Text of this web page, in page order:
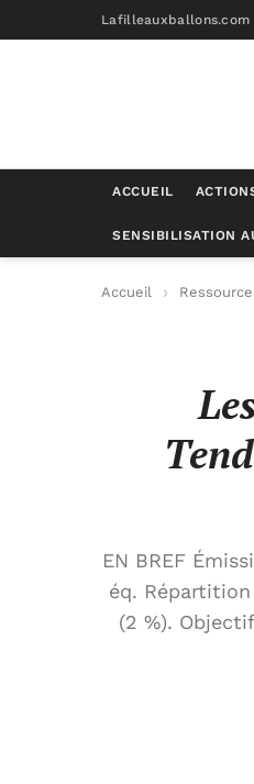
Lafilleauxballons.com
ACCUEIL
SENSIBILISATION
Accueil
EN BREF
éq. Répartition
(2 %).